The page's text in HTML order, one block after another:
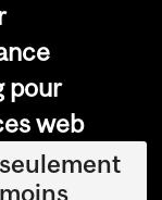
pour
web